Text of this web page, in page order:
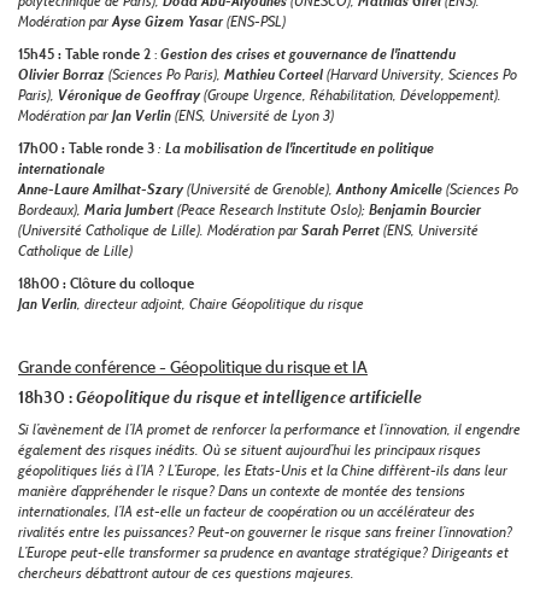
Modération parAyse Gizem Yasar(ENS-PSL)
15h45 : Table ronde 2 : Gestion des crises et gouvernance de l'inattendu
Olivier Borraz (Sciences Po Paris), Mathieu Corteel (Harvard University, Sciences Po
Paris), Véronique de Geoffray(Groupe Urgence, Réhabilitation, Développement).
Modération par Jan Verlin (ENS, Université de Lyon 3)
17h00 : Table ronde 3 : La mobilisation de l'incertitude en politique
internationale
Anne-Laure Amilhat-Szary(Université de Grenoble),Anthony Amicelle (Sciences Po
Bordeaux), Maria Jumbert (Peace Research Institute Oslo); Benjamin Bourcier
(Université Catholique de Lille). Modération par Sarah Perret (ENS, Université
Catholique de Lille)
18h00 : Clôture du colloque
Jan Verlin, directeur adjoint, Chaire Géopolitique du risque
Grande conférence - Géopolitique du risque et IA
18h30 :Géopolitique du risque et intelligence artificielle
Si l’avènement de l’IA promet de renforcer la performance et l’innovation, il engendre
également des risques inédits. Où se situent aujourd’hui les principaux risques
géopolitiques liés à l’IA ? L’Europe, les Etats-Unis et la Chine diffèrent-ils dans leur
manière d’appréhender le risque? Dans un contexte de montée des tensions
internationales, l’IA est-elle un facteur de coopération ou un accélérateur des
rivalités entre les puissances? Peut-on gouverner le risque sans freiner l’innovation?
L’Europe peut-elle transformer sa prudence en avantage stratégique? Dirigeants et
chercheurs débattront autour de ces questions majeures.